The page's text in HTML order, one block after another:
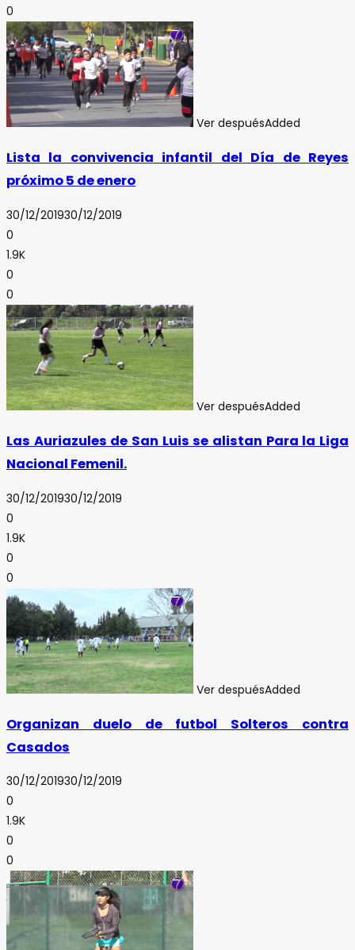
0
Ver despuésAdded
Lista la convivencia infantil del Día de Reyes
próximo 5 de enero
30/12/201930/12/2019
0
1.9K
0
0
Ver despuésAdded
Las Auriazules de San Luis se alistan Para la Liga
Nacional Femenil.
30/12/201930/12/2019
0
1.9K
0
0
Ver despuésAdded
Organizan duelo de futbol Solteros contra
Casados
30/12/201930/12/2019
0
1.9K
0
0